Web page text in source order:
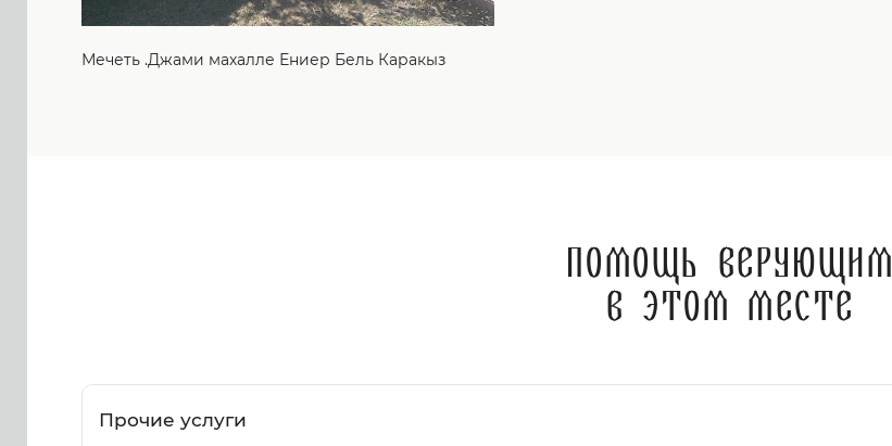
Мечеть .Джами махалле Ениер Бель Каракыз
Помощь верующим
в этом месте
Прочие услуги